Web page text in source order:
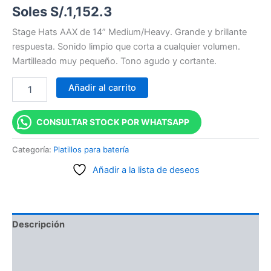
Soles S/.1,152.3
Stage Hats AAX de 14” Medium/Heavy. Grande y brillante
respuesta. Sonido limpio que corta a cualquier volumen.
Martilleado muy pequeño. Tono agudo y cortante.
Añadir al carrito
CONSULTAR STOCK POR WHATSAPP
Categoría: Platillos para batería
Añadir a la lista de deseos
Descripción